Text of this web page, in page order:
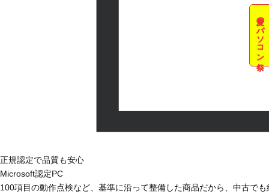
夏のパソコン祭
正規認定で品質も安心
Microsoft認定PC
100項目の動作点検など、基準に沿って整備した商品だから、中古で